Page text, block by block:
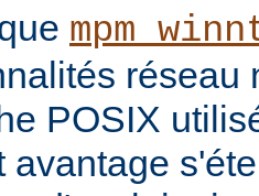
réseau
POSIX
avantage